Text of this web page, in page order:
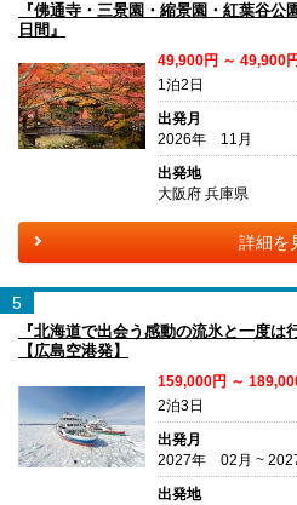
『佛通寺・三景園・縮景園・紅葉谷
日間』
49,900円 ～ 49,900円
1泊2日
出発月
2026年 11月
出発地
大阪府 兵庫県
詳細を
5
『北海道で出会う感動の流氷と一度
【広島空港発】
159,000円 ～
2泊3日
出発月
2027年 02月 ~
出発地